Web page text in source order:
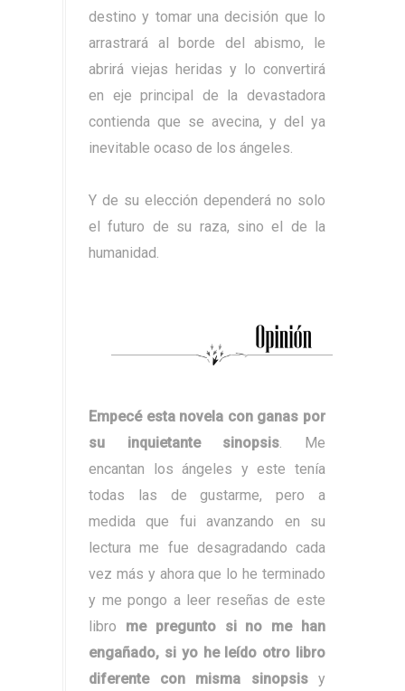
destino y tomar una decisión que lo
arrastrará al borde del abismo, le
abrirá viejas heridas y lo convertirá
en eje principal de la devastadora
contienda que se avecina, y del ya
inevitable ocaso de los ángeles.
Y de su elección dependerá no solo
el futuro de su raza, sino el de la
humanidad.
Empecé esta novela con ganas por
su inquietante sinopsis. Me
encantan los ángeles y este tenía
todas las de gustarme, pero a
medida que fui avanzando en su
lectura me fue desagradando cada
vez más y ahora que lo he terminado
y me pongo a leer reseñas de este
libro me pregunto si no me han
engañado, si yo he leído otro libro
diferente con misma sinopsisy